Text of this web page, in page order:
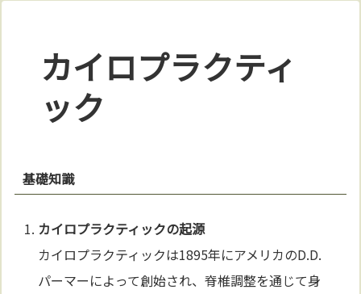
カイロプラクティ
ック
基礎知識
カイロプラクティックの起源
カイロプラクティックは1895年にアメリカのD.D.
パーマーによって創始され、脊椎調整を通じて身